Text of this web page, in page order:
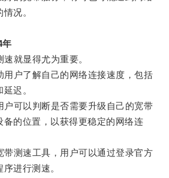
况。
年
就显得尤为重要。
户了解自己的网络连接速度，包括
迟。
可以判断是否需要升级自己的宽带
备的位置，以获得更稳定的网络连
测速工具，用户可以通过登录官方
进行测速。